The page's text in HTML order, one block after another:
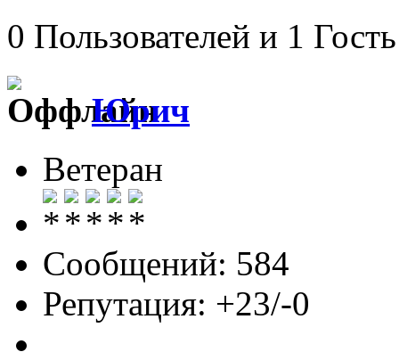
0 Пользователей и 1
Юрич
Ветеран
Сообщений: 584
Репутация: +23/-0